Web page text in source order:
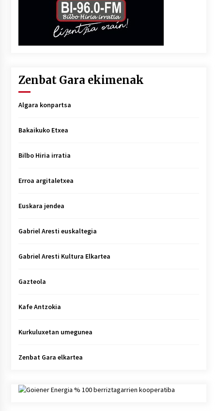
Zenbat Gara ekimenak
Algara konpartsa
Bakaikuko Etxea
Bilbo Hiria irratia
Erroa argitaletxea
Euskara jendea
Gabriel Aresti euskaltegia
Gabriel Aresti Kultura Elkartea
Gazteola
Kafe Antzokia
Kurkuluxetan umegunea
Zenbat Gara elkartea